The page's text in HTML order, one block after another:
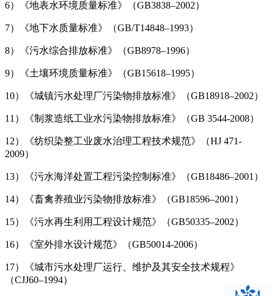
6）《地表水环境质量标准》（GB3838–2002）
7）《地下水质量标准》（GB/T14848–1993）
8）《污水综合排放标准》（GB8978–1996）
9）《土壤环境质量标准》（GB15618–1995）
10）《城镇污水处理厂污染物排放标准》（GB18918–2002）
11）《制浆造纸工业水污染物排放标准》（GB 3544-2008）
12）《纺织染整工业废水治理工程技术规范》（HJ 471-
2009）
13）《污水海洋处置工程污染控制标准》（GB18486–2001）
14）《畜禽养殖业污染物排放标准》（GB18596–2001）
15）《污水再生利用工程设计规范》（GB50335–2002）
16）《室外排水设计规范》（GB50014-2006）
17）《城市污水处理厂运行、维护及其安全技术规程》
（CJJ60–1994）